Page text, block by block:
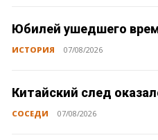
Юбилей ушедшего
ИСТОРИЯ 07/08/2026
Китайский след
СОСЕДИ 07/08/2026